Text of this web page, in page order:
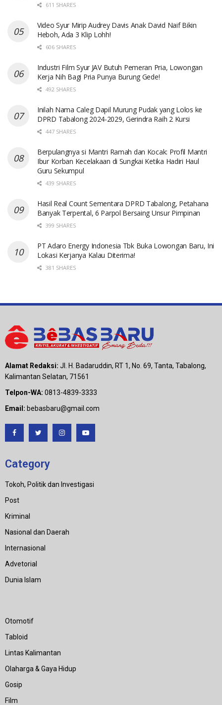
611 SHARES
Video Syur Mirip Audrey Davis Anak David Naif Bikin
Heboh, Ada 3 Klip Lohh!
606 SHARES
Industri Film Syur JAV Butuh Pemeran Pria, Lowongan
Kerja Nih Bagi Pria Punya Burung Gede!
492 SHARES
Inilah Nama Caleg Dapil Murung Pudak yang Lolos ke
DPRD Tabalong 2024-2029, Gerindra Raih 2 Kursi
447 SHARES
Berpulangnya si Mantri Ramah dan Kocak: Profil Mantri
Ibur Korban Kecelakaan di Sungkai Ketika Hadiri Haul
Guru Sekumpul
439 SHARES
Hasil Real Count Sementara DPRD Tabalong, Petahana
Banyak Terpental, 6 Parpol Bersaing Unsur Pimpinan
399 SHARES
PT Adaro Energy Indonesia Tbk Buka Lowongan Baru, Ini
Lokasi Kerjanya Kalau Diterima!
381 SHARES
Alamat Redaksi: Jl. H. Badaruddin, RT 1, No. 69, Tanta, Tabalong,
Kalimantan Selatan, 71561
Telpon-WA: 0813-4839-3333
Email: bebasbaru@gmail.com
Category
Tokoh, Politik dan Investigasi
Post
Kriminal
Nasional dan Daerah
Internasional
Advetorial
Dunia Islam
Otomotif
Tabloid
Lintas Kalimantan
Olaharga & Gaya Hidup
Gosip
Film